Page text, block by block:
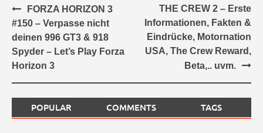
Post
navigation
FORZA HORIZON 3
#150 – Verpasse nicht
deinen 996 GT3 & 918
Spyder – Let’s Play Forza
Horizon 3
THE CREW 2 – Erste
Informationen, Fakten &
Eindrücke, Motornation
USA, The Crew Reward,
Beta,.. uvm.
POPULAR COMMENTS TAGS